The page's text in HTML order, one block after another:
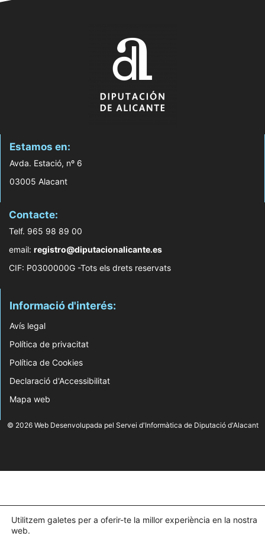
Estamos en:
Avda. Estació, nº 6
03005 Alacant
Contacte:
Telf. 965 98 89 00
email: registro@diputacionalicante.es
CIF: P0300000G -Tots els drets reservats
Informació d'interés:
Avís legal
Política de privacitat
Política de Cookies
Declaració d'Accessibilitat
Mapa web
© 2026 Web Desenvolupada pel Servei d'Informàtica de Diputació d'Alacant
Utilitzem galetes per a oferir-te la millor experiència en la nostra
web.